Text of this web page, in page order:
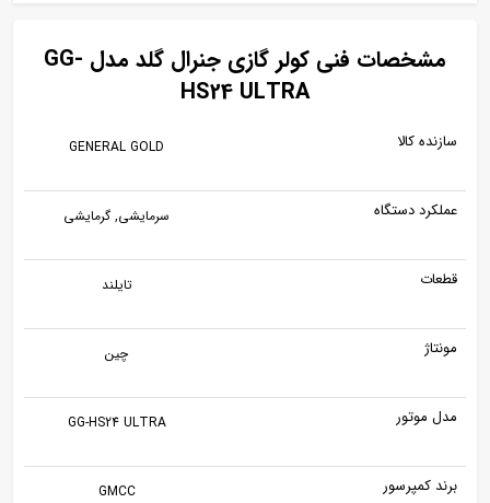
مشخصات فنی کولر گازی جنرال گلد مدل GG-
HS24 ULTRA
سازنده کالا GENERAL GOLD
عملکرد دستگاه سرمایشی, گرمایشی
قطعات تایلند
مونتاژ چین
مدل موتور GG-HS24 ULTRA
برند کمپرسور GMCC